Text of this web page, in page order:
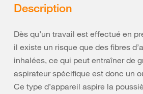
Description
Dès qu’un travail est effectué en
il existe un risque que des fibres
inhalées, ce qui peut entraîner de
aspirateur spécifique est donc un
Ce type d’appareil aspire la